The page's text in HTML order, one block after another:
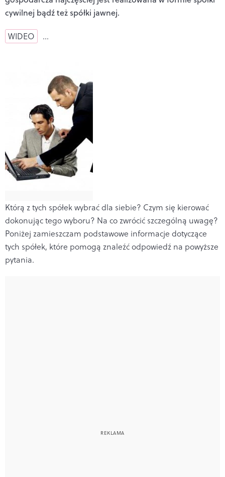
cywilnej bądź też spółki jawnej.
WIDEO …
Którą z tych spółek wybrać dla siebie? Czym się kierować
dokonując tego wyboru? Na co zwrócić szczególną uwagę?
Poniżej zamieszczam podstawowe informacje dotyczące
tych spółek, które pomogą znaleźć odpowiedź na powyższe
pytania.